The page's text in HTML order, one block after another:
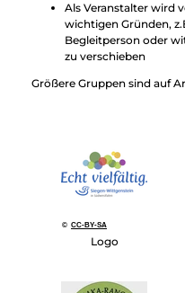
Als Veranstalter wird
wichtigen Gründen,
Begleitperson oder
zu verschieben
Größere Gruppen sind auf
© CC-BY-SA
Logo